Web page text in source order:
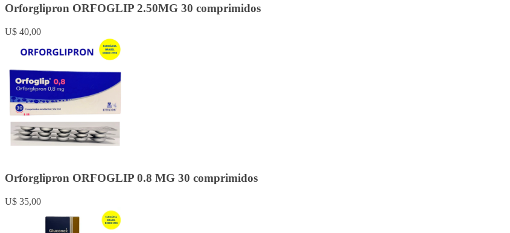
Orforglipron ORFOGLIP 2.50MG 30 comprimidos
U$ 40,00
Orforglipron ORFOGLIP 0.8 MG 30 comprimidos
U$ 35,00